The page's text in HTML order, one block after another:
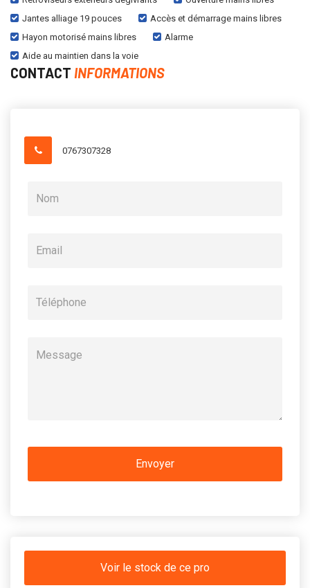
Jantes alliage 19 pouces
Accès et démarrage mains libres
Hayon motorisé mains libres
Alarme
Aide au maintien dans la voie
CONTACT INFORMATIONS
0767307328
Voir le stock de ce pro